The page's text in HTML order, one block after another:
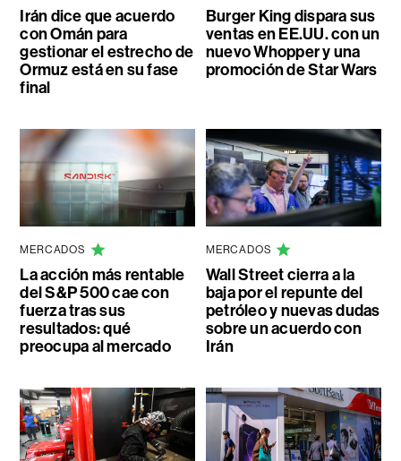
Irán dice que acuerdo
con Omán para
gestionar el estrecho de
Ormuz está en su fase
final
Burger King dispara sus
ventas en EE.UU. con un
nuevo Whopper y una
promoción de Star Wars
MERCADOS
La acción más rentable
del S&P 500 cae con
fuerza tras sus
resultados: qué
preocupa al mercado
MERCADOS
Wall Street cierra a la
baja por el repunte del
petróleo y nuevas dudas
sobre un acuerdo con
Irán